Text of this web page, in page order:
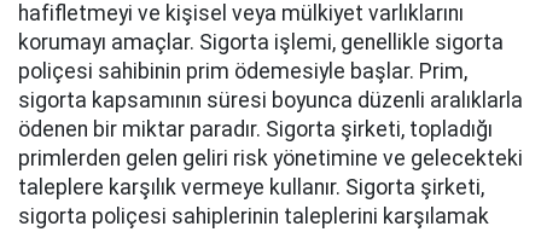
hafifletmeyi ve kişisel veya mülkiyet varlıklarını
korumayı amaçlar. Sigorta işlemi, genellikle sigorta
poliçesi sahibinin prim ödemesiyle başlar. Prim,
sigorta kapsamının süresi boyunca düzenli aralıklarla
ödenen bir miktar paradır. Sigorta şirketi, topladığı
primlerden gelen geliri risk yönetimine ve gelecekteki
taleplere karşılık vermeye kullanır. Sigorta şirketi,
sigorta poliçesi sahiplerinin taleplerini karşılamak